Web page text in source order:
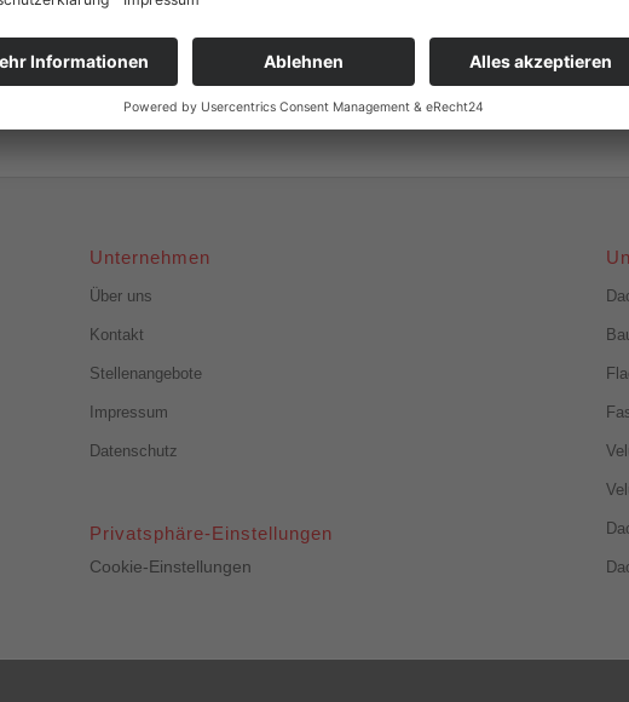
Unternehmen
Über uns
Kontakt
Stellenangebote
Impressum
Datenschutz
Privatsphäre-Einstellungen
Cookie-Einstellungen